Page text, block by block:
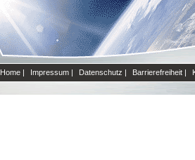
Home | Impressum | Datenschutz | Barrierefreiheit |